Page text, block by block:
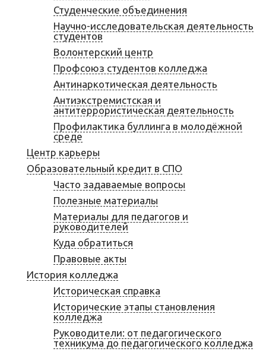
Студенческие объединения
Научно-исследовательская деятельность
студентов
Волонтерский центр
Профсоюз студентов колледжа
Антинаркотическая деятельность
Антиэкстремистская и
антитеррористическая деятельность
Профилактика буллинга в молодёжной
среде
Центр карьеры
Образовательный кредит в СПО
Часто задаваемые вопросы
Полезные материалы
Материалы для педагогов и
руководителей
Куда обратиться
Правовые акты
История колледжа
Историческая справка
Исторические этапы становления
колледжа
Руководители: от педагогического
техникума до педагогического колледжа